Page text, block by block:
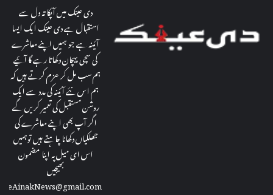
دی عینک میں آپکا تہ دل سے
استقبال ہے دی عینک ایک ایسا
آئینہ ہے جو ہمیں اپنے معاشرے
کی سچی پہچان دکھاتا رہے گا آئیے
ہم سب مل کر عزم کرتے ہیں کہ
ہم اس نئے آئینہ کی مدد سے ایک
روشن مستقبل کی تعمیر کریں گے
اگر آپ بھی اپنے معاشرے کی
جھلکیاں دکھانا چاہتے ہیں توہمیں
اس ای میل پہ اپنا مضمون
بھیجیں
theAinakNews@gmail.com